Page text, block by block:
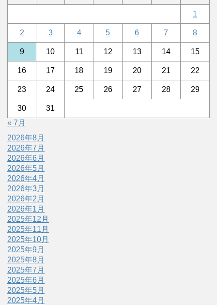
1
2 3 4 5 6 7 8
9 10 11 12 13 14 15
16 17 18 19 20 21 22
23 24 25 26 27 28 29
30
31
« 7月
2026年8月
2026年7月
2026年6月
2026年5月
2026年4月
2026年3月
2026年2月
2026年1月
2025年12月
2025年11月
2025年10月
2025年9月
2025年8月
2025年7月
2025年6月
2025年5月
2025年4月